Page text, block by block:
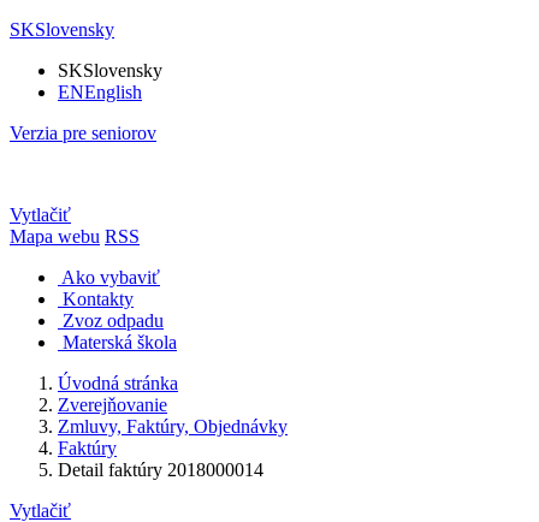
SKSlovensky
SKSlovensky
ENEnglish
Verzia pre seniorov
Vytlačiť
Mapa webu RSS
Ako vybaviť
Kontakty
Zvoz odpadu
Materská škola
Úvodná stránka
Zverejňovanie
Zmluvy, Faktúry, Objednávky
Faktúry
Detail faktúry 2018000014
Vytlačiť